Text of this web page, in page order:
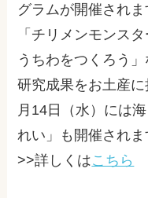
グラムが開催され
「チリメンモンス
うちわをつくろう
研究成果をお土産
月14日（水）には
れい」も開催されま
>>詳しくはこちら